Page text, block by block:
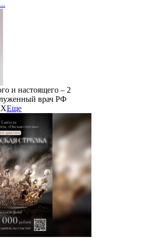
и настоящего – 2
врач РФ
Еще